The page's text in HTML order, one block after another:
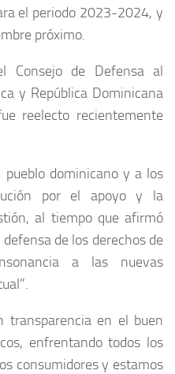
el periodo 2023-2024, y
próximo.
Consejo de Defensa al
y República Dominicana
reelecto recientemente
pueblo dominicano y a los
por el apoyo y la
al tiempo que afirmó
de los derechos de
a las nuevas
transparencia en el buen
enfrentando todos los
consumidores y estamos